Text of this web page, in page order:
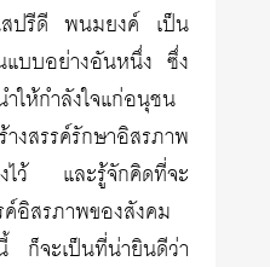
สปรีดี พนมยงค์ เป็น
แบบอย่างอันหนึ่ง ซึ่ง
ให้กำลังใจแก่อนุชน
สรรค์รักษาอิสรภาพ
ไว้ และรู้จักคิดที่จะ
ค์อิสรภาพของสังคม
ก็จะเป็นที่น่ายินดีว่า